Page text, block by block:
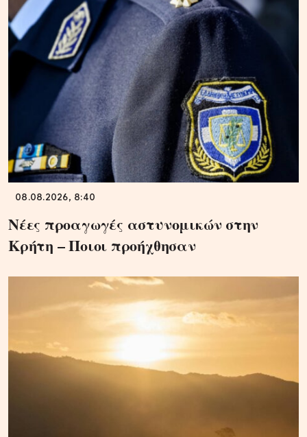
08.08.2026, 8:40
Νέες προαγωγές αστυνομικών στην
Κρήτη – Ποιοι προήχθησαν